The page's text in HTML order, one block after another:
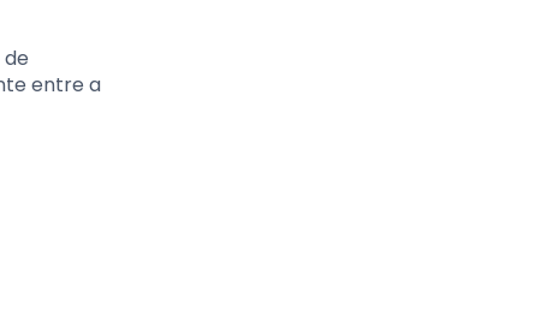
entre a